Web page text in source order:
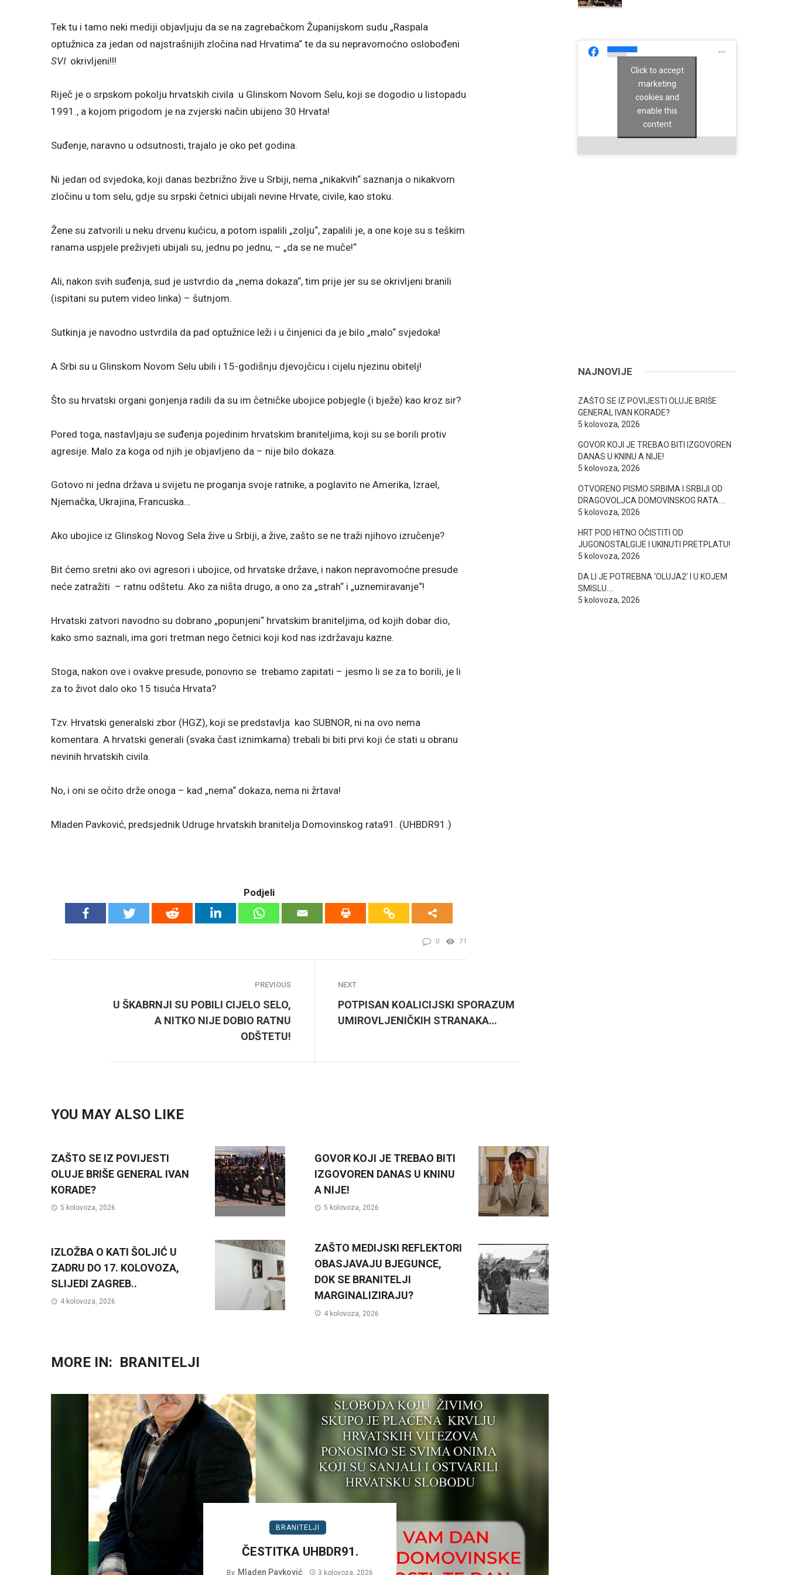
Tek tu i tamo neki mediji objavljuju da se na zagrebačkom Županijskom sudu „Raspala
optužnica za jedan od najstrašnijih zločina nad Hrvatima“ te da su nepravomoćno oslobođeni
SVIokrivljeni!!!
Riječ je o srpskom pokolju hrvatskih civila u Glinskom Novom Selu, koji se dogodio u listopadu
1991., a kojom prigodom je na zvjerski način ubijeno 30 Hrvata!
Suđenje, naravno u odsutnosti, trajalo je oko pet godina.
Ni jedan od svjedoka, koji danas bezbrižno žive u Srbiji, nema „nikakvih“ saznanja o nikakvom
zločinu u tom selu, gdje su srpski četnici ubijali nevine Hrvate, civile, kao stoku.
Žene su zatvorili u neku drvenu kućicu, a potom ispalili „zolju“, zapalili je, a one koje su s teškim
ranama uspjele preživjeti ubijali su, jednu po jednu, – „da se ne muče!“
Ali, nakon svih suđenja, sud je ustvrdio da „nema dokaza“, tim prije jer su se okrivljeni branili
(ispitani su putem video linka) – šutnjom.
Sutkinja je navodno ustvrdila da pad optužnice leži i u činjenici da je bilo „malo“ svjedoka!
A Srbi su u Glinskom Novom Selu ubili i 15-godišnju djevojčicu i cijelu njezinu obitelj!
Što su hrvatski organi gonjenja radili da su im četničke ubojice pobjegle (i bježe) kao kroz sir?
Pored toga, nastavljaju se suđenja pojedinim hrvatskim braniteljima, koji su se borili protiv
agresije. Malo za koga od njih je objavljeno da – nije bilo dokaza.
Gotovo ni jedna država u svijetu ne proganja svoje ratnike, a poglavito ne Amerika, Izrael,
Njemačka, Ukrajina, Francuska…
Ako ubojice iz Glinskog Novog Sela žive u Srbiji, a žive, zašto se ne traži njihovo izručenje?
Bit ćemo sretni ako ovi agresori i ubojice, od hrvatske države, i nakon nepravomoćne presude
neće zatražiti – ratnu odštetu. Ako za ništa drugo, a ono za „strah“ i „uznemiravanje“!
Hrvatski zatvori navodno su dobrano „popunjeni“ hrvatskim braniteljima, od kojih dobar dio,
kako smo saznali, ima gori tretman nego četnici koji kod nas izdržavaju kazne.
Stoga, nakon ove i ovakve presude, ponovno se trebamo zapitati – jesmo li se za to borili, je li
za to život dalo oko 15 tisuća Hrvata?
Tzv. Hrvatski generalski zbor (HGZ), koji se predstavlja kao SUBNOR, ni na ovo nema
komentara. A hrvatski generali (svaka čast iznimkama) trebali bi biti prvi koji će stati u obranu
nevinih hrvatskih civila.
No, i oni se očito drže onoga – kad „nema“ dokaza, nema ni žrtava!
Mladen Pavković, predsjednik Udruge hrvatskih branitelja Domovinskog rata91. (UHBDR91.)
Podjeli
0 71
PREVIOUS
U ŠKABRNJI SU POBILI CIJELO SELO,
A NITKO NIJE DOBIO RATNU
ODŠTETU!
NEXT
POTPISAN KOALICIJSKI SPORAZUM
UMIROVLJENIČKIH STRANAKA…
YOU MAY ALSO LIKE
ZAŠTO SE IZ POVIJESTI
OLUJE BRIŠE GENERAL IVAN
KORADE?
5 kolovoza, 2026
GOVOR KOJI JE TREBAO BITI
IZGOVOREN DANAS U KNINU
A NIJE!
5 kolovoza, 2026
IZLOŽBA O KATI ŠOLJIĆ U
ZADRU DO 17. KOLOVOZA,
SLIJEDI ZAGREB..
4 kolovoza, 2026
ZAŠTO MEDIJSKI REFLEKTORI
OBASJAVAJU BJEGUNCE,
DOK SE BRANITELJI
MARGINALIZIRAJU?
4 kolovoza, 2026
MORE IN: BRANITELJI
BRANITELJI
ČESTITKA UHBDR91.
By Mladen Pavković 3 kolovoza, 2026
Click to accept
marketing
cookies and
enable this
content
NAJNOVIJE
ZAŠTO SE IZ POVIJESTI OLUJE BRIŠE
GENERAL IVAN KORADE?
5 kolovoza, 2026
GOVOR KOJI JE TREBAO BITI IZGOVOREN
DANAS U KNINU A NIJE!
5 kolovoza, 2026
OTVORENO PISMO SRBIMA I SRBIJI OD
DRAGOVOLJCA DOMOVINSKOG RATA….
5 kolovoza, 2026
HRT POD HITNO OČISTITI OD
JUGONOSTALGIJE I UKINUTI PRETPLATU!
5 kolovoza, 2026
DA LI JE POTREBNA ‘OLUJA2’ I U KOJEM
SMISLU….
5 kolovoza, 2026